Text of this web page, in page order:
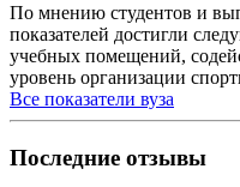
По мнению студентов и
показателей достигли
учебных помещений,
уровень организации
Все показатели вуза
Последние отзывы